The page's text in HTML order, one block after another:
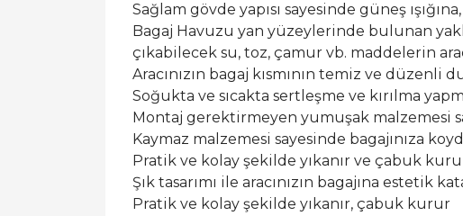
Sağlam gövde yapısı sayesinde güneş
Bagaj Havuzu yan yüzeylerinde bulunan
çıkabilecek su, toz, çamur vb. maddelerin
Aracınızın bagaj kısmının temiz ve düzenli
Soğukta ve sıcakta sertleşme ve kırılma
Montaj gerektirmeyen yumuşak malzemesi
Kaymaz malzemesi sayesinde bagajınıza
Pratik ve kolay şekilde yıkanır ve çabuk
Şık tasarımı ile aracınızın bagajına estetik
Pratik ve kolay şekilde yıkanır, çabuk kurur